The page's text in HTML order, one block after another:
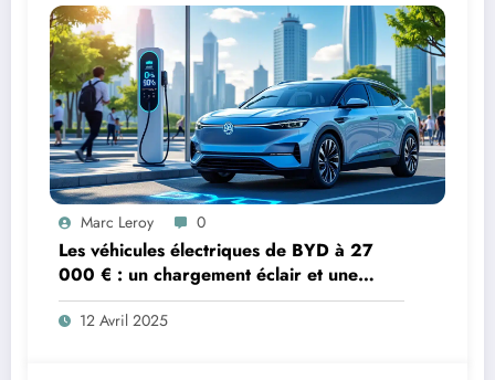
Marc Leroy 0
Les véhicules électriques de BYD à 27
000 € : un chargement éclair et une
innovation redoutable
12 Avril 2025